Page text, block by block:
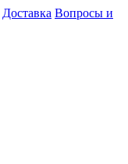
Доставка Вопросы и